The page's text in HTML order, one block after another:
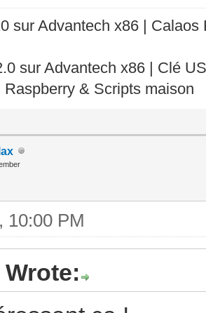
sur Advantech x86 |
sur Advantech x86 | Clé
& Scripts maison
10:00 PM